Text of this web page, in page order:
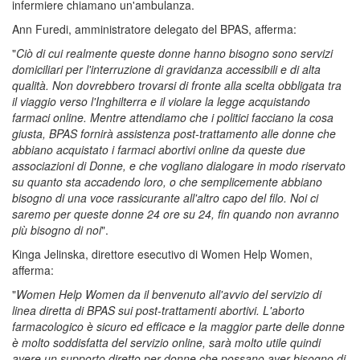
infermiere chiamano un'ambulanza.
Ann Furedi, amministratore delegato del BPAS, afferma:
"Ciò di cui realmente queste donne hanno bisogno sono servizi
domiciliari per l'interruzione di gravidanza accessibili e di alta
qualità. Non dovrebbero trovarsi di fronte alla scelta obbligata tra
il viaggio verso l'Inghilterra e il violare la legge acquistando
farmaci online. Mentre attendiamo che i politici facciano la cosa
giusta, BPAS fornirà assistenza post-trattamento alle donne che
abbiano acquistato i farmaci abortivi online da queste due
associazioni di Donne, e che vogliano dialogare in modo riservato
su quanto sta accadendo loro, o che semplicemente abbiano
bisogno di una voce rassicurante all'altro capo del filo. Noi ci
saremo per queste donne 24 ore su 24, fin quando non avranno
più bisogno di noi".
Kinga Jelinska, direttore esecutivo di Women Help Women,
afferma:
"Women Help Women da il benvenuto all'avvio del servizio di
linea diretta di BPAS sui post-trattamenti abortivi. L'aborto
farmacologico è sicuro ed efficace e la maggior parte delle donne
è molto soddisfatta del servizio online, sarà molto utile quindi